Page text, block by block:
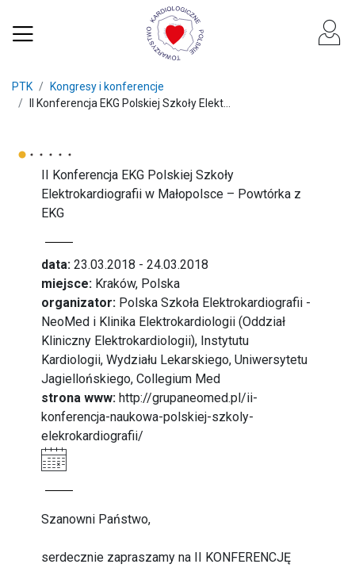
PTK
Kongresy i konferencje
II Konferencja EKG Polskiej Szkoły Elekt...
II Konferencja EKG Polskiej Szkoły
Elektrokardiografii w Małopolsce – Powtórka z
EKG
data: 23.03.2018 - 24.03.2018
miejsce: Kraków, Polska
organizator: Polska Szkoła Elektrokardiografii -
NeoMed i Klinika Elektrokardiologii (Oddział
Kliniczny Elektrokardiologii), Instytutu
Kardiologii, Wydziału Lekarskiego, Uniwersytetu
Jagiellońskiego, Collegium Med
strona www: http://grupaneomed.pl/ii-
konferencja-naukowa-polskiej-szkoly-
elekrokardiografii/
Szanowni Państwo,
serdecznie zapraszamy na II KONFERENCJĘ